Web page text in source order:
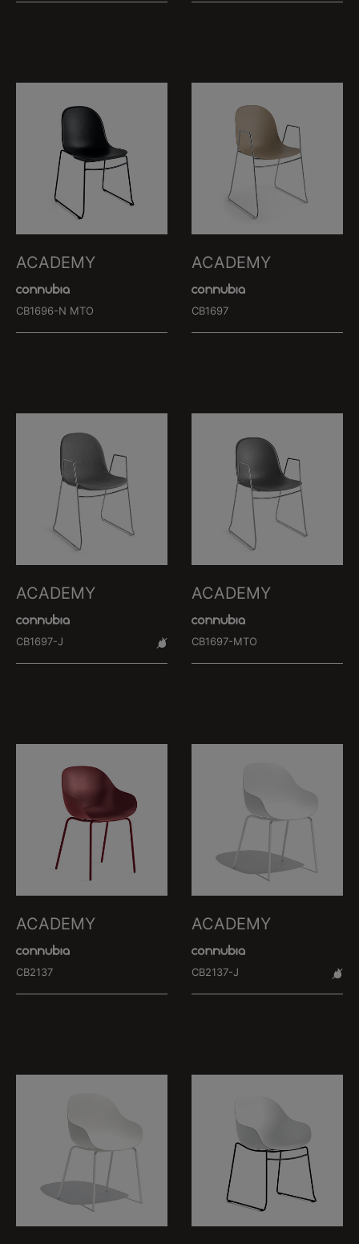
ACADEMY
CB1696-N MTO
ACADEMY
CB1697
ACADEMY
CB1697-J
ACADEMY
CB1697-MTO
ACADEMY
CB2137
ACADEMY
CB2137-J